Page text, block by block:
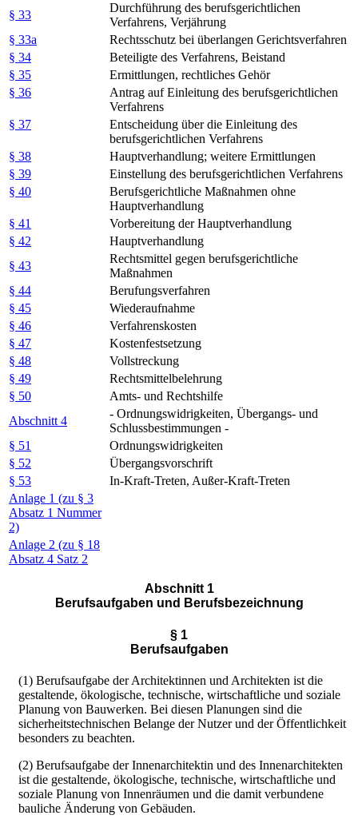
§ 33
Durchführung des berufsgerichtlichen
Verfahrens, Verjährung
§ 33a
Rechtsschutz bei überlangen Gerichtsverfahren
§ 34
Beteiligte des Verfahrens, Beistand
§ 35
Ermittlungen, rechtliches Gehör
§ 36
Antrag auf Einleitung des berufsgerichtlichen
Verfahrens
§ 37
Entscheidung über die Einleitung des
berufsgerichtlichen Verfahrens
§ 38
Hauptverhandlung; weitere Ermittlungen
§ 39
Einstellung des berufsgerichtlichen Verfahrens
§ 40
Berufsgerichtliche Maßnahmen ohne
Hauptverhandlung
§ 41
Vorbereitung der Hauptverhandlung
§ 42
Hauptverhandlung
§ 43
Rechtsmittel gegen berufsgerichtliche
Maßnahmen
§ 44
Berufungsverfahren
§ 45
Wiederaufnahme
§ 46
Verfahrenskosten
§ 47
Kostenfestsetzung
§ 48
Vollstreckung
§ 49
Rechtsmittelbelehrung
§ 50
Amts- und Rechtshilfe
Abschnitt 4
- Ordnungswidrigkeiten, Übergangs- und
Schlussbestimmungen -
§ 51
Ordnungswidrigkeiten
§ 52
Übergangsvorschrift
§ 53
In-Kraft-Treten, Außer-Kraft-Treten
Anlage 1 (zu § 3
Absatz 1 Nummer
2)
Anlage 2 (zu § 18
Absatz 4 Satz 2
Abschnitt 1
Berufsaufgaben und Berufsbezeichnung
§ 1
Berufsaufgaben
(1) Berufsaufgabe der Architektinnen und Architekten ist die
gestaltende, ökologische, technische, wirtschaftliche und soziale
Planung von Bauwerken. Bei diesen Planungen sind die
sicherheitstechnischen Belange der Nutzer und der Öffentlichkeit
besonders zu beachten.
(2) Berufsaufgabe der Innenarchitektin und des Innenarchitekten
ist die gestaltende, ökologische, technische, wirtschaftliche und
soziale Planung von Innenräumen und die damit verbundene
bauliche Änderung von Gebäuden.